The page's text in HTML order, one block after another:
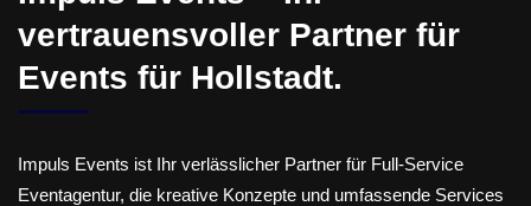
vertrauensvoller Partner für
Events für Hollstadt.
Impuls Events ist Ihr verlässlicher Partner für Full-Service
Eventagentur, die kreative Konzepte und umfassende Services